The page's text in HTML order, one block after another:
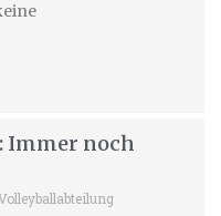
Immer noch